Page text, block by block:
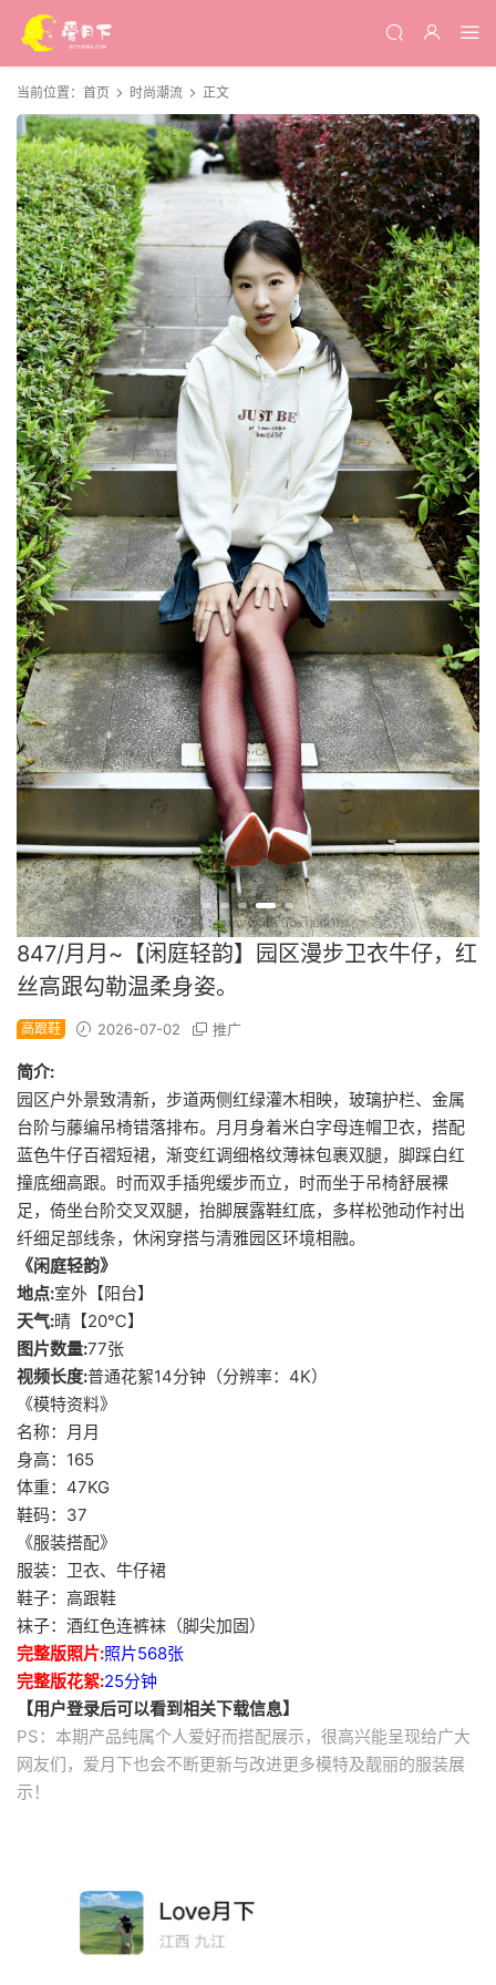
当前位置： 首页 时尚潮流 正文
847/月月~【闲庭轻韵】园区漫步卫衣牛仔，红
丝高跟勾勒温柔身姿。
高跟鞋 2026-07-02 推广
简介:
园区户外景致清新，步道两侧红绿灌木相映，玻璃护栏、金属
台阶与藤编吊椅错落排布。月月身着米白字母连帽卫衣，搭配
蓝色牛仔百褶短裙，渐变红调细格纹薄袜包裹双腿，脚踩白红
撞底细高跟。时而双手插兜缓步而立，时而坐于吊椅舒展裸
足，倚坐台阶交叉双腿，抬脚展露鞋红底，多样松弛动作衬出
纤细足部线条，休闲穿搭与清雅园区环境相融。
《闲庭轻韵》
地点:室外【阳台】
天气:晴【20℃】
图片数量:77张
视频长度:普通花絮14分钟（分辨率：4K）
《模特资料》
名称：月月
身高：165
体重：47KG
鞋码：37
《服装搭配》
服装：卫衣、牛仔裙
鞋子：高跟鞋
袜子：酒红色连裤袜（脚尖加固）
完整版照片:照片568张
完整版花絮:25分钟
【用户登录后可以看到相关下载信息】
PS：本期产品纯属个人爱好而搭配展示，很高兴能呈现给广大
网友们，爱月下也会不断更新与改进更多模特及靓丽的服装展
示！